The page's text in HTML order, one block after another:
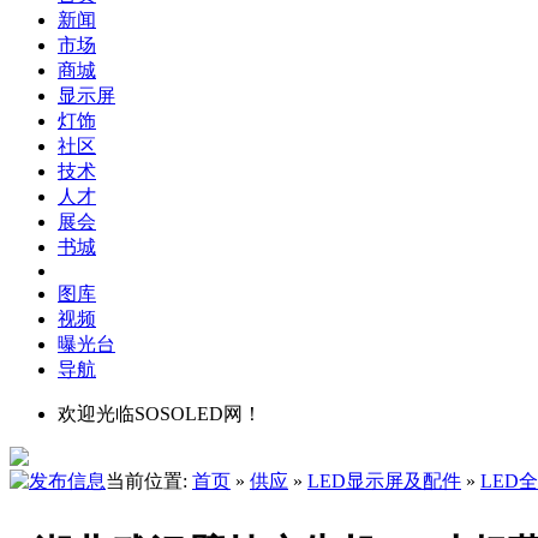
新闻
市场
商城
显示屏
灯饰
社区
技术
人才
展会
书城
图库
视频
曝光台
导航
欢迎光临SOSOLED网！
当前位置: 首页 » 供应 » LED显示屏及配件 » LED